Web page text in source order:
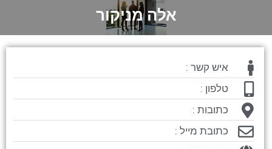
אלה מניקור
איש קשר :
טלפון :
כתובות :
כתובת מייל :